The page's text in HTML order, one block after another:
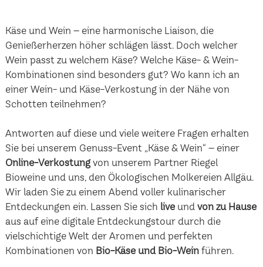
Käse und Wein – eine harmonische Liaison, die
Genießerherzen höher schlägen lässt. Doch welcher
Wein passt zu welchem Käse? Welche Käse- & Wein-
Kombinationen sind besonders gut? Wo kann ich an
einer Wein- und Käse-Verkostung in der Nähe von
Schotten teilnehmen?
Antworten auf diese und viele weitere Fragen erhalten
Sie bei unserem Genuss-Event „Käse & Wein“ – einer
Online-Verkostungvon unserem Partner Riegel
Bioweine und uns, den Ökologischen Molkereien Allgäu.
Wir laden Sie zu einem Abend voller kulinarischer
Entdeckungen ein. Lassen Sie sich live und von zu Hause
aus auf eine digitale Entdeckungstour durch die
vielschichtige Welt der Aromen und perfekten
Kombinationen von Bio-Käse und Bio-Weinführen.